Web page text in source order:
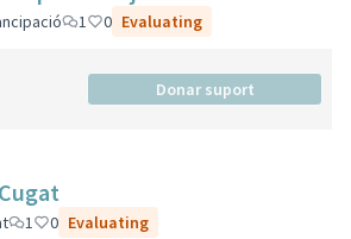
1 0 Evaluating
Donar suport
1 0 Evaluating